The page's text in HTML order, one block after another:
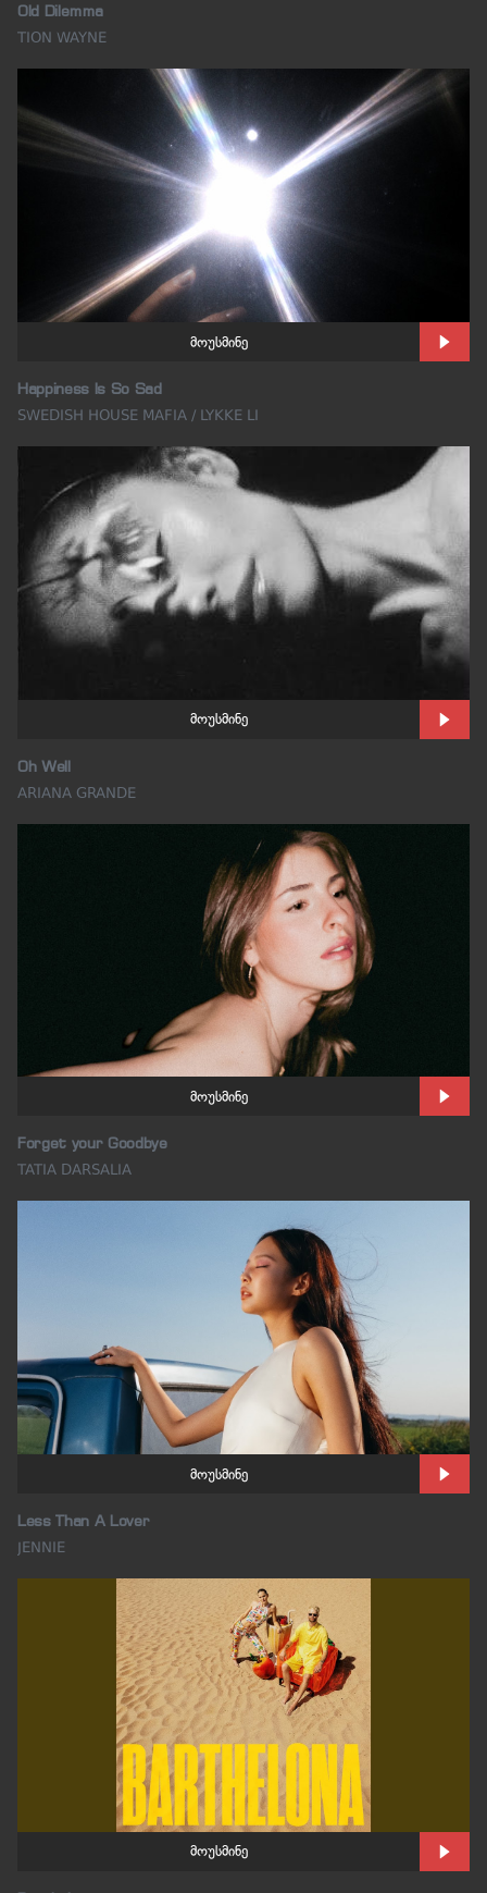
Old Dilemma
TION WAYNE
მოუსმინე
Happiness Is So Sad
SWEDISH HOUSE MAFIA / LYKKE LI
მოუსმინე
Oh Well
ARIANA GRANDE
მოუსმინე
Forget your Goodbye
TATIA DARSALIA
მოუსმინე
Less Than A Lover
JENNIE
მოუსმინე